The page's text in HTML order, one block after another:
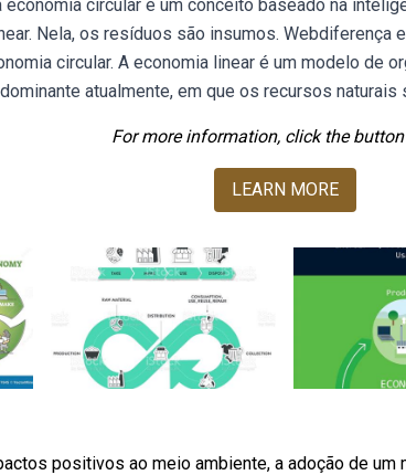
circular é um conceito baseado na
Nela, os resíduos são insumos. Webdiferença
circular. A economia linear é um modelo de
atualmente, em que os recursos
For more information, click the button
LEARN MORE
positivos ao meio ambiente, a adoção de